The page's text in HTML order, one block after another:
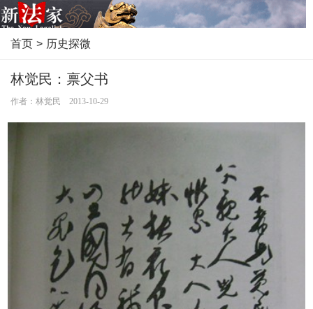
首页 > 历史探微
林觉民：禀父书
作者：林觉民 2013-10-29